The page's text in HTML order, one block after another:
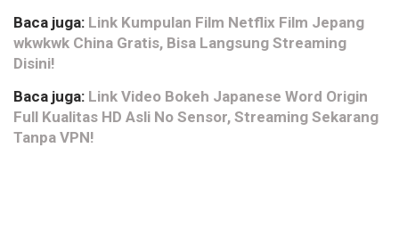
Baca juga: Link Kumpulan Film Netflix Film Jepang
wkwkwk China Gratis, Bisa Langsung Streaming
Disini!
Baca juga: Link Video Bokeh Japanese Word Origin
Full Kualitas HD Asli No Sensor, Streaming Sekarang
Tanpa VPN!